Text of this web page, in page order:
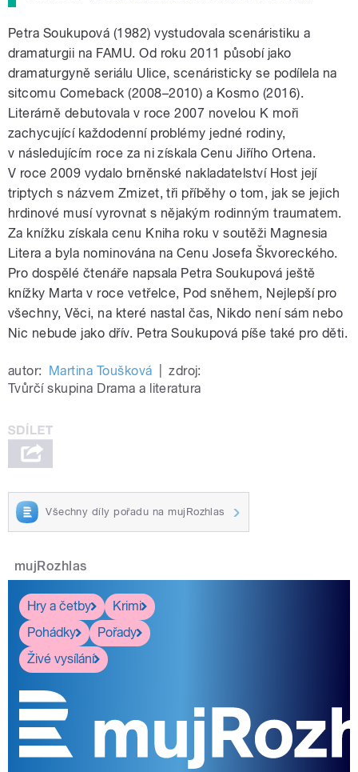
Petra Soukupová (1982) vystudovala scenáristiku a
dramaturgii na FAMU. Od roku 2011 působí jako
dramaturgyně seriálu Ulice, scenáristicky se podílela na
sitcomu Comeback (2008–2010) a Kosmo (2016).
Literárně debutovala v roce 2007 novelou K moři
zachycující každodenní problémy jedné rodiny,
v následujícím roce za ni získala Cenu Jiřího Ortena.
V roce 2009 vydalo brněnské nakladatelství Host její
triptych s názvem Zmizet, tři příběhy o tom, jak se jejich
hrdinové musí vyrovnat s nějakým rodinným traumatem.
Za knížku získala cenu Kniha roku v soutěži Magnesia
Litera a byla nominována na Cenu Josefa Škvoreckého.
Pro dospělé čtenáře napsala Petra Soukupová ještě
knížky Marta v roce vetřelce, Pod sněhem, Nejlepší pro
všechny, Věci, na které nastal čas, Nikdo není sám nebo
Nic nebude jako dřív. Petra Soukupová píše také pro děti.
autor: Martina Toušková
zdroj:
Tvůrčí skupina Drama a literatura
Všechny díly pořadu na mujRozhlas
mujRozhlas
Hry a četby
Krimi
Pohádky
Pořady
Živé vysílání